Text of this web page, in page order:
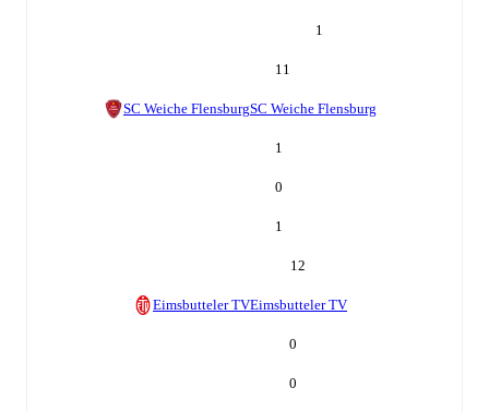
1
11
SC Weiche FlensburgSC Weiche Flensburg
1
0
1
12
Eimsbutteler TVEimsbutteler TV
0
0